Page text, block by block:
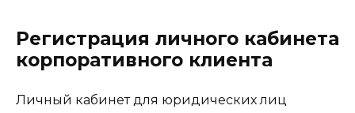
Регистрация личного кабинета
корпоративного клиента
Личный кабинет для юридических лиц